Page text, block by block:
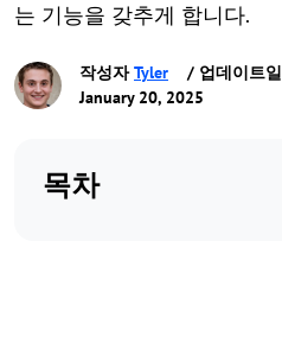
는 기능을 갖추게 합니다.
작성자Tyler
/ 업데이트일
January 20, 2025
목차